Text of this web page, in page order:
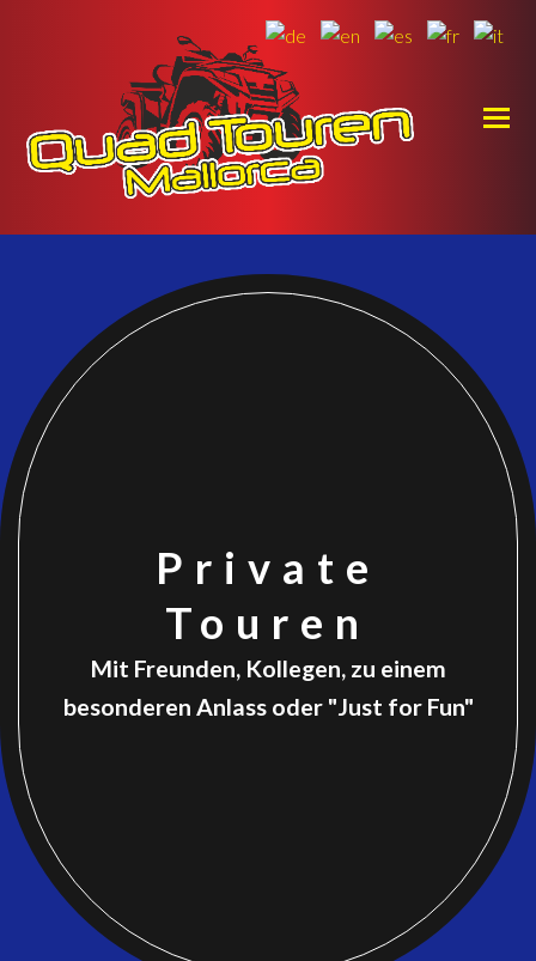
Private
Touren
Mit Freunden, Kollegen, zu einem
besonderen Anlass oder "Just for Fun"